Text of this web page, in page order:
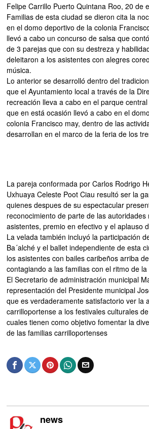
Felipe Carrillo Puerto Quintana Roo, 20 de
Familias de esta ciudad se dieron cita la
en el domo deportivo de la colonia
llevó a cabo un concurso de salsa que
de 3 parejas que con su destreza y
deleitaron a los asistentes con alegres
música.
Lo anterior se desarrolló dentro del
que el Ayuntamiento local a través de la
recreación lleva a cabo en el parque
que en está ocasión llevó a cabo en el
colonia Francisco may, dentro de las
desarrollan en el marco de la feria de los
La pareja conformada por Carlos Rodrigo
Uxhuaya Celeste Poot Ciau resultó ser la
quienes despues de su espectacular
reconocimiento de parte de las autoridades
asistentes, premio en efectivo y el aplauso
La velada también incluyó la participación
Ba´alché y el ballet independiente de esta
los asistentes con bailes caribeños arriba
contagiando a las familias con el ritmo de la
El Secretario de administración municipal
representación del Presidente municipal
que es verdaderamente satisfactorio ver la
carrilloportense a los festivales culturales
cuales tienen como objetivo fomentar la
de las familias carrilloportenses
news